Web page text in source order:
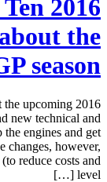
Ten
the
season.
the upcoming
new technical and
engines and get
changes, however,
reduce costs and
level […]